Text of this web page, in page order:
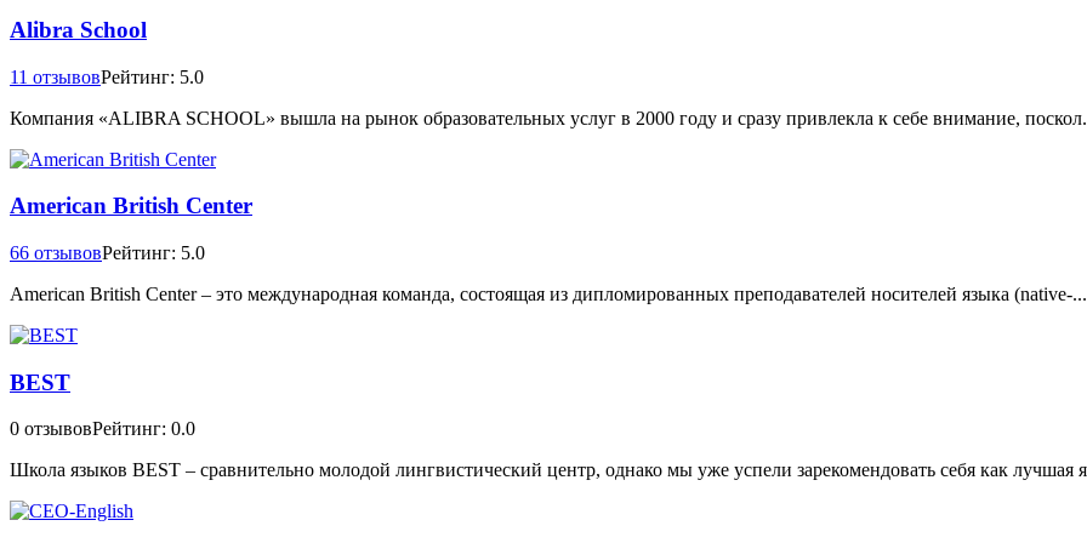
Alibra School
11 отзывовРейтинг: 5.0
Компания «ALIBRA SCHOOL» вышла на рынок образовательных услуг в 2000 году и сразу привлекла к себе внимание,
American British Center
66 отзывовРейтинг: 5.0
American British Center – это международная команда, состоящая из дипломированных преподавателей носителей языка (native-...
BEST
0 отзывовРейтинг: 0.0
Школа языков BEST – сравнительно молодой лингвистический центр, однако мы уже успели зарекомендовать себя как лучшая